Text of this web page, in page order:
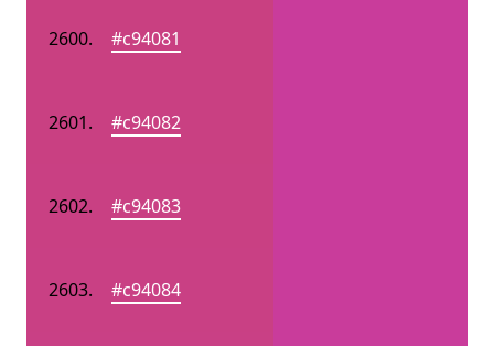
#c94081
#c94082
#c94083
#c94084